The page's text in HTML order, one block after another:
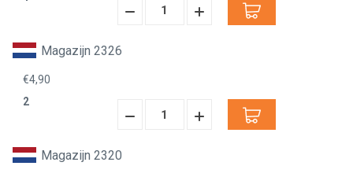
Hoeveelheid
Hoeveelheid
Magazijn 2326
€4,90
2
Hoeveelheid
Hoeveelheid
Magazijn 2320